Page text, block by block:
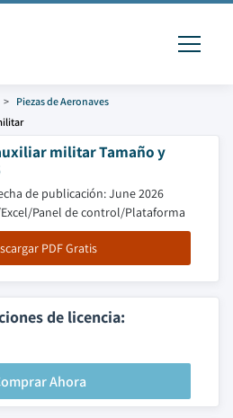
Piezas de Aeronaves
militar Tamaño y
de publicación: June 2026
Panel de control/Plataforma
PDF Gratis
de licencia:
Ahora